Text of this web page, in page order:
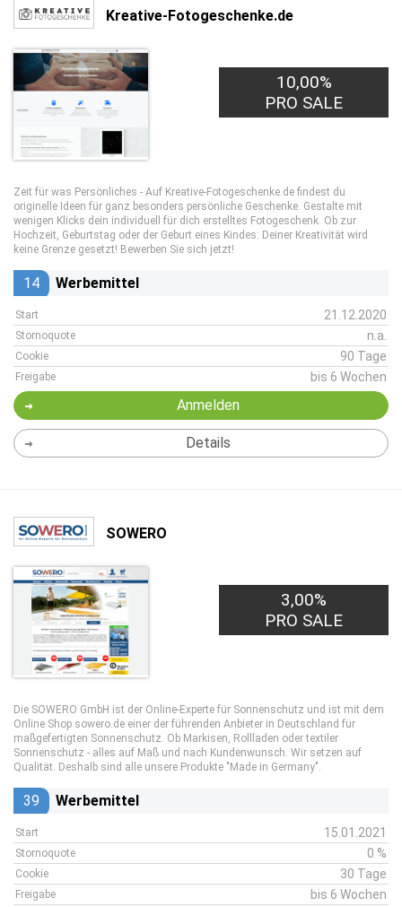
Kreative-Fotogeschenke.de
10,00%
PRO SALE
Zeit für was Persönliches - Auf Kreative-Fotogeschenke.de findest du
originelle Ideen für ganz besonders persönliche Geschenke. Gestalte mit
wenigen Klicks dein individuell für dich erstelltes Fotogeschenk. Ob zur
Hochzeit, Geburtstag oder der Geburt eines Kindes: Deiner Kreativität wird
keine Grenze gesetzt! Bewerben Sie sich jetzt!
14 Werbemittel
Start 21.12.2020
Stornoquote n.a.
Cookie 90 Tage
Freigabe bis 6 Wochen
Anmelden
Details
SOWERO
3,00%
PRO SALE
Die SOWERO GmbH ist der Online-Experte für Sonnenschutz und ist mit dem
Online Shop sowero.de einer der führenden Anbieter in Deutschland für
maßgefertigten Sonnenschutz. Ob Markisen, Rollladen oder textiler
Sonnenschutz - alles auf Maß und nach Kundenwunsch. Wir setzen auf
Qualität. Deshalb sind alle unsere Produkte "Made in Germany".
39 Werbemittel
Start 15.01.2021
Stornoquote 0 %
Cookie 30 Tage
Freigabe bis 6 Wochen